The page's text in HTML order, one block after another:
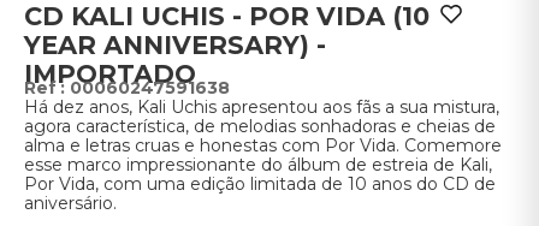
CD KALI UCHIS - POR VIDA (10
YEAR ANNIVERSARY) -
IMPORTADO
: 00060247591638
Há dez anos, Kali Uchis apresentou aos fãs a sua mistura,
agora característica, de melodias sonhadoras e cheias de
alma e letras cruas e honestas com Por Vida. Comemore
esse marco impressionante do álbum de estreia de Kali,
Por Vida, com uma edição limitada de 10 anos do CD de
aniversário.